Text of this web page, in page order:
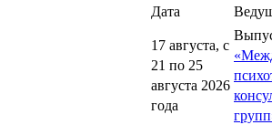
Дата
17 августа, с
21 по 25
августа 2026
года